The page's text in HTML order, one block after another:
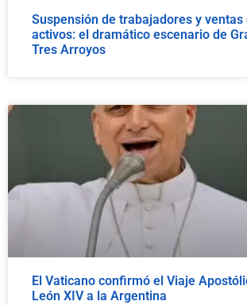
Suspensión de trabajadores y ventas
activos: el dramático escenario de
Tres Arroyos
El Vaticano confirmó el Viaje
León XIV a la Argentina